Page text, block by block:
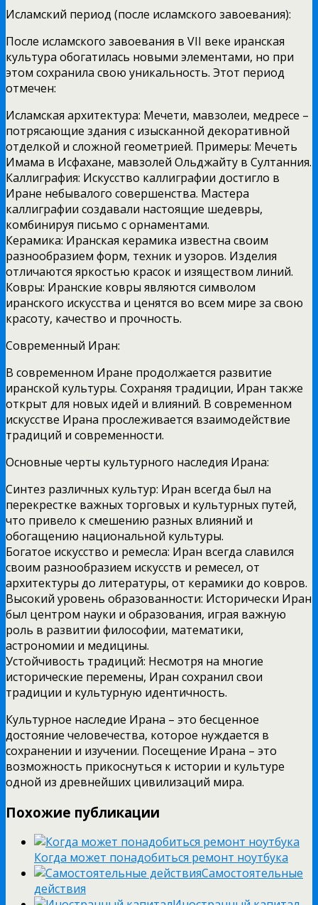
Исламский период (после исламского завоевания):
После исламского завоевания в VII веке иранская
культура обогатилась новыми элементами, но при
этом сохранила свою уникальность. Этот период
отмечен:
Исламская архитектура: Мечети, мавзолеи, медресе –
потрясающие здания с изысканной декоративной
отделкой и сложной геометрией. Примеры: Мечеть
Имама в Исфахане, мавзолей Ольджайту в Султанния.
Каллиграфия: Искусство каллиграфии достигло в
Иране небывалого совершенства. Мастера
каллиграфии создавали настоящие шедевры,
комбинируя письмо с орнаментами.
Керамика: Иранская керамика известна своим
разнообразием форм, техник и узоров. Изделия
отличаются яркостью красок и изяществом линий.
Ковры: Иранские ковры являются символом
иранского искусства и ценятся во всем мире за свою
красоту, качество и прочность.
Современный Иран:
В современном Иране продолжается развитие
иранской культуры. Сохраняя традиции, Иран также
открыт для новых идей и влияний. В современном
искусстве Ирана прослеживается взаимодействие
традиций и современности.
Основные черты культурного наследия Ирана:
Синтез различных культур: Иран всегда был на
перекрестке важных торговых и культурных путей,
что привело к смешению разных влияний и
обогащению национальной культуры.
Богатое искусство и ремесла: Иран всегда славился
своим разнообразием искусств и ремесел, от
архитектуры до литературы, от керамики до ковров.
Высокий уровень образованности: Исторически Иран
был центром науки и образования, играя важную
роль в развитии философии, математики,
астрономии и медицины.
Устойчивость традиций: Несмотря на многие
исторические перемены, Иран сохранил свои
традиции и культурную идентичность.
Культурное наследие Ирана – это бесценное
достояние человечества, которое нуждается в
сохранении и изучении. Посещение Ирана – это
возможность прикоснуться к истории и культуре
одной из древнейших цивилизаций мира.
Похожие публикации
Когда может понадобиться ремонт ноутбука
Самостоятельные
действия